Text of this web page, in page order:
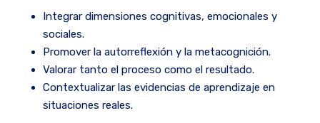
Integrar dimensiones cognitivas, emocionales y
sociales.
Promover la autorreflexión y la metacognición.
Valorar tanto el proceso como el resultado.
Contextualizar las evidencias de aprendizaje en
situaciones reales.